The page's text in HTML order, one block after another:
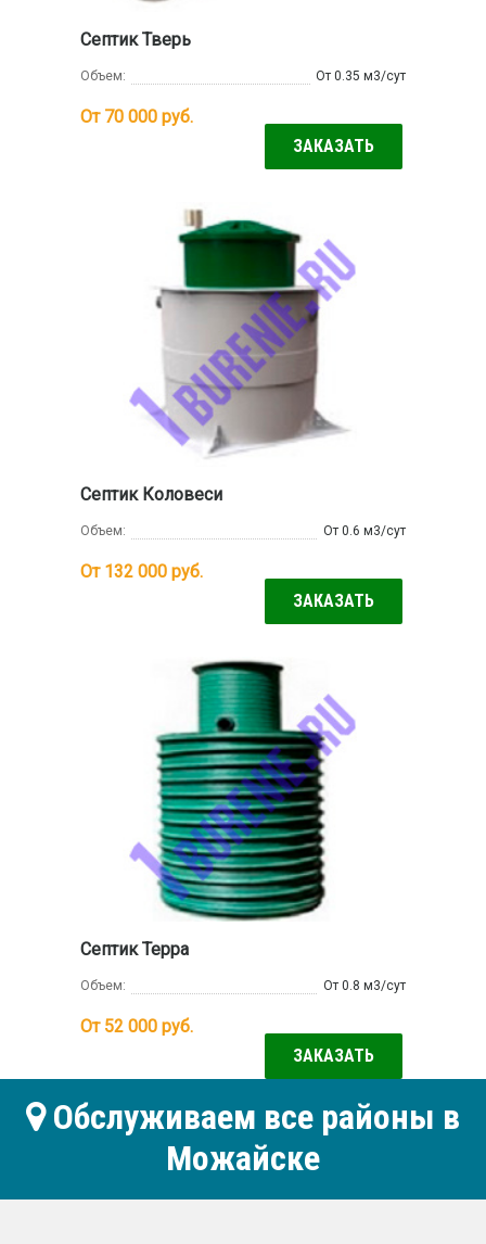
Септик Тверь
Объем: От 0.35 м3/сут
От 70 000 руб.
ЗАКАЗАТЬ
Септик Коловеси
Объем: От 0.6 м3/сут
От 132 000 руб.
ЗАКАЗАТЬ
Септик Терра
Объем: От 0.8 м3/сут
От 52 000 руб.
ЗАКАЗАТЬ
Обслуживаем все районы в
Можайске